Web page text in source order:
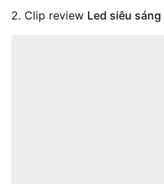
2. Clip review Led siêu sáng